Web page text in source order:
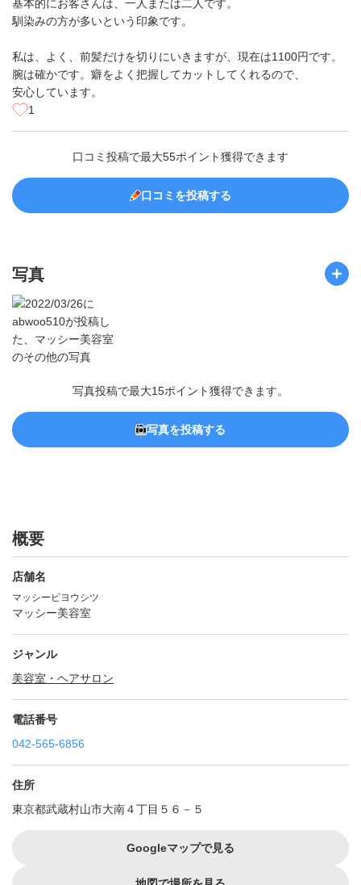
基本的にお客さんは、一人または二人です。
馴染みの方が多いという印象です。
私は、よく、前髪だけを切りにいきますが、現在は1100円です。
腕は確かです。癖をよく把握してカットしてくれるので、
安心しています。
1
口コミ投稿で最大55ポイント獲得できます
口コミを投稿する
写真
写真投稿で最大15ポイント獲得できます。
写真を投稿する
概要
店舗名
マッシービヨウシツ
マッシー美容室
ジャンル
美容室・ヘアサロン
電話番号
042-565-6856
住所
東京都武蔵村山市大南４丁目５６－５
Googleマップで見る